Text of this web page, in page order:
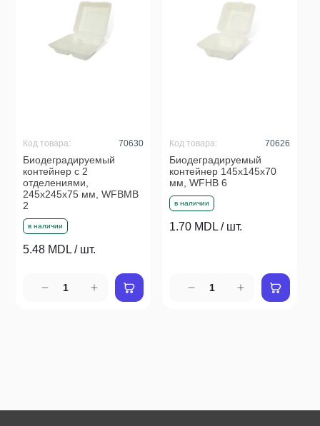
в наличии
Биодеградируемый
контейнер с 2
отделениями,
245x245x75 мм, WFBMB
2
Код товара: 70630
5.48 MDL / шт.
в наличии
Биодеградируемый
контейнер 145x145x70
мм, WFHB 6
Код товара: 70626
1.70 MDL / шт.